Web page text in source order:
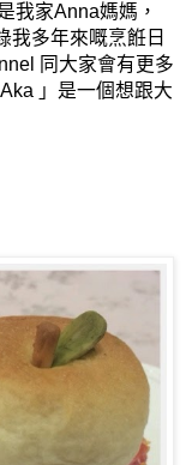
我家Anna媽媽，
我多年來嘅烹餁日
同大家會有更多
」是一個想跟大